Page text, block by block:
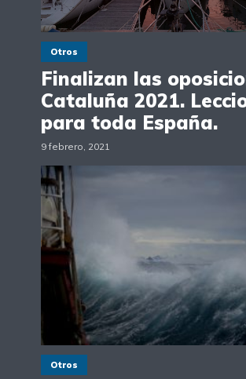
Otros
Finalizan las
Cataluña 2021.
para toda España.
9 febrero, 2021
Otros